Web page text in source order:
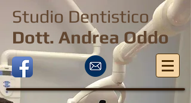
Studio Dentistico
Dott. Andrea Oddo